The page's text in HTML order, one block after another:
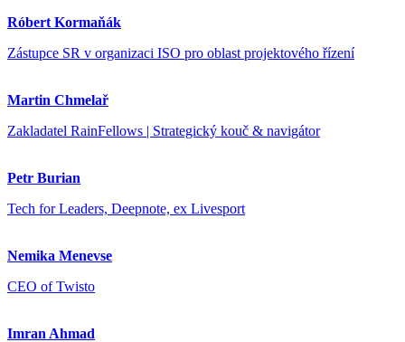
Róbert Kormaňák
Zástupce SR v organizaci ISO pro oblast projektového řízení
Martin Chmelař
Zakladatel RainFellows | Strategický kouč & navigátor
Petr Burian
Tech for Leaders, Deepnote, ex Livesport
Nemika Menevse
CEO of Twisto
Imran Ahmad